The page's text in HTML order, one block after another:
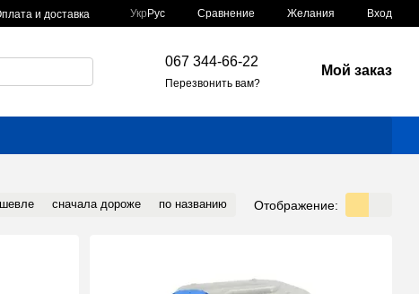
и доставка
Укр Рус Сравнение Желания Вход
067 344-66-22
Перезвонить вам?
Мой заказ
сначала дороже по названию Отображение: